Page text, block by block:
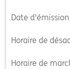
Date d'émission
Horaire de
Horaire de